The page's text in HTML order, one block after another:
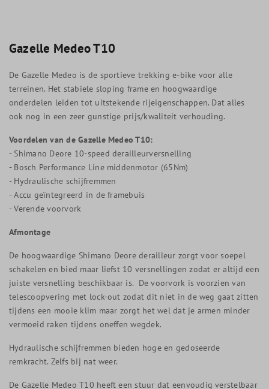
Gazelle Medeo T10
De Gazelle Medeo is de sportieve trekking e-bike voor alle
terreinen. Het stabiele sloping frame en hoogwaardige
onderdelen leiden tot uitstekende rijeigenschappen. Dat alles
ook nog in een zeer gunstige prijs/kwaliteit verhouding.
Voordelen van de Gazelle Medeo T10:
- Shimano Deore 10-speed derailleurversnelling
- Bosch Performance Line middenmotor (65Nm)
- Hydraulische schijfremmen
- Accu geïntegreerd in de framebuis
- Verende voorvork
Afmontage
De hoogwaardige Shimano Deore derailleur zorgt voor soepel
schakelen en bied maar liefst 10 versnellingen zodat er altijd een
juiste versnelling beschikbaar is. De voorvork is voorzien van
telescoopvering met lock-out zodat dit niet in de weg gaat zitten
tijdens een mooie klim maar zorgt het wel dat je armen minder
vermoeid raken tijdens oneffen wegdek.
Hydraulische schijfremmen bieden hoge en gedoseerde
remkracht. Zelfs bij nat weer.
De Gazelle Medeo T10 heeft een stuur dat eenvoudig verstelbaar